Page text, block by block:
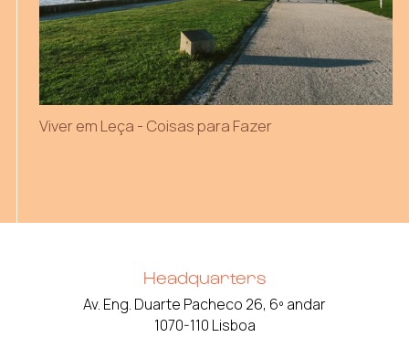
Viver em Leça - Coisas para Fazer
Headquarters
Av. Eng. Duarte Pacheco 26, 6º andar
1070-110 Lisboa